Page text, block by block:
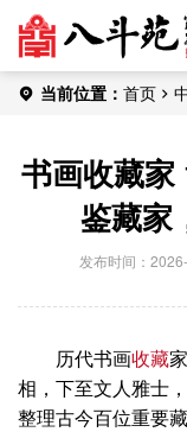
当前位置： 首页
书画收藏家
鉴藏家
发布时间：
历代书画收藏
相，下至文人雅士
整理古今百位重要